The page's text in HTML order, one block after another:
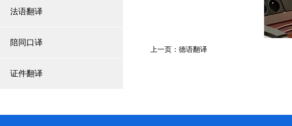
法语翻译
陪同口译
证件翻译
上一页：德语翻译